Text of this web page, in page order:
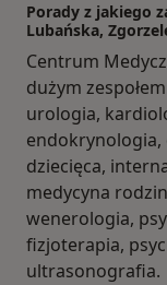
Porady z jakiego
Lubańska,
Centrum
dużym
urologia,
dziecięca,
medycyna
wenerologia,
fizjoterapia,
ultrasonografia.